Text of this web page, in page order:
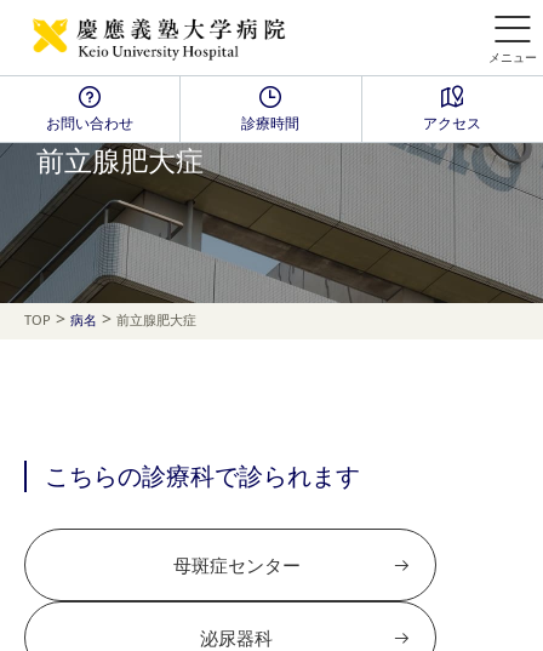
メニュー
お問い合わせ 診療時間 アクセス
Disease Name Search
前立腺肥大症
TOP > 病名 > 前立腺肥大症
こちらの診療科で診られます
母斑症センター
泌尿器科